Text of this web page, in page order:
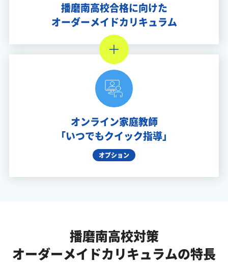
播磨南高校合格に向けた
オーダーメイドカリキュラム
オンライン家庭教師
「いつでもクイック指導」
オプション
播磨南高校対策
オーダーメイドカリキュラムの特長